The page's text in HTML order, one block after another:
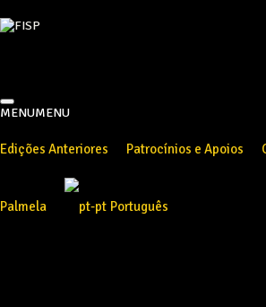
MENUMENU
Edições Anteriores Patrocínios e Apoios
Palmela Português